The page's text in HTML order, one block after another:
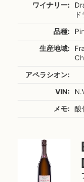
ワイナリー:
品種:
生産地域:
アペラシオン:
VIN:
メモ:
酸